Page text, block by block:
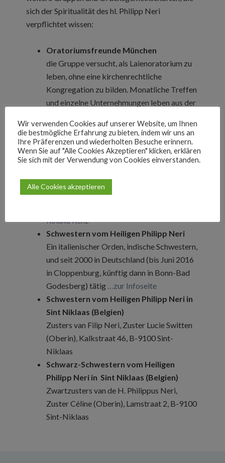
sich der Spiritualität des hl. Philipp Neri
verpflichtet wissen:
Oratoriumsfreunde München
die Gruppe versucht, als Laienoratorium zu
leben, ohne eine kirchenrechtliche
Kongregation zu bilden. Monatliche Treffen
und einzelne Unternehmungen leben aus der
Oratoriumsgruppe in Stuttgart
Der Priester Roland Renz (Kelterstr. 28,
70199 Stuttgart, Telefon 0172-7462795)
Menschen, die inspiriert vom hl. Philipp mit
den „kleinen Leuten von der Straße“
Roland Renz
Schwestern vom Heiligen Philipp Neri
Ein italienischer Orden, indische Schwestern,
und seit 2000 in Deutschland (bis Juni 2016
in Cloppenburg, künftig dann in Bonn-Bad
Godesberg) tätig …zur Infoseite
Schwestern vom Heiligen Philipp Neri in
Sint Niklaas (Belgien)
Zusters van Filip Neri, Zuster Lucie Switten
(Oberin), Kalkstraat 46, B-9100 Sint-
Niklaas
Schwarz-Schwestern vom Heiligen
Philipp Neri in Sint Niklaas (Belgien)
Zwartzusters van de H. Philippus Neri,
Zuster Céline (Oberin), Lamstraat 2, B-9100
Sint-Niklaas
Wir verwenden Cookies auf unserer Website, um Ihnen
die bestmögliche Erfahrung zu bieten, indem wir uns an
Ihre Präferenzen und wiederholten Besuche erinnern.
Wenn Sie auf "Alle Cookies Akzeptieren" klicken, erklären
Sie sich mit der Verwendung von Cookies einverstanden.
Alle Cookies akzeptieren